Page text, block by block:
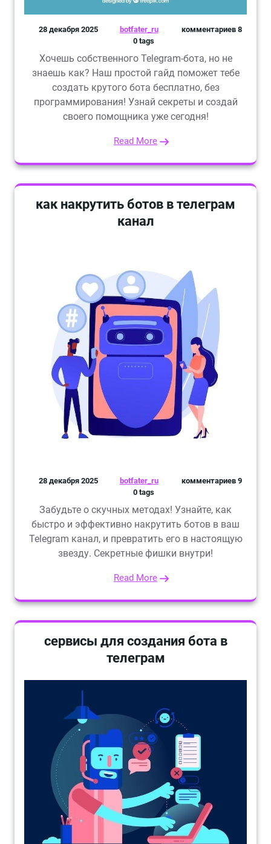
28 декабря 2025 botfater_ru
комментариев 8
0 tags
Хочешь собственного Telegram-бота, но не
знаешь как? Наш простой гайд поможет тебе
создать крутого бота бесплатно, без
программирования! Узнай секреты и создай
своего помощника уже сегодня!
Read More
как накрутить ботов в телеграм
канал
28 декабря 2025 botfater_ru
комментариев 9
0 tags
Забудьте о скучных методах! Узнайте, как
быстро и эффективно накрутить ботов в ваш
Telegram канал, и превратить его в настоящую
звезду. Секретные фишки внутри!
Read More
сервисы для создания бота в
телеграм